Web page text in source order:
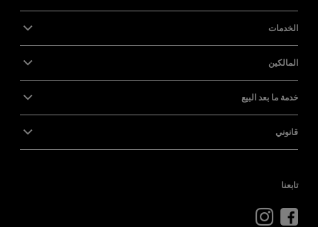
الخدمات
المالكين
خدمة ما بعد البيع
قانوني
تابعنا